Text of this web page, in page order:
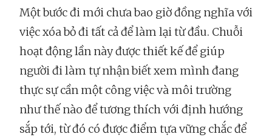
Một bước đi mới chưa bao giờ đồng nghĩa với
việc xóa bỏ đi tất cả để làm lại từ đầu. Chuỗi
hoạt động lần này được thiết kế để giúp
người đi làm tự nhận biết xem mình đang
thực sự cần một công việc và môi trường
như thế nào để tương thích với định hướng
sắp tới, từ đó có được điểm tựa vững chắc để